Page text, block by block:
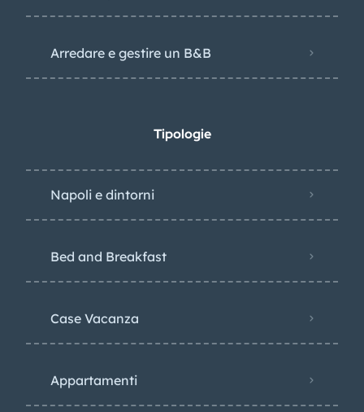
Arredare e gestire un B&B
Tipologie
Napoli e dintorni
Bed and Breakfast
Case Vacanza
Appartamenti